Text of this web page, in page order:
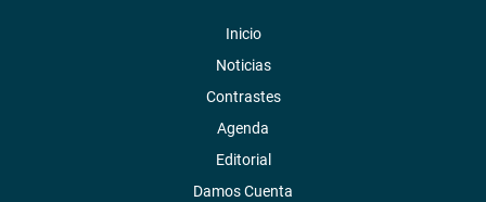
Inicio
Noticias
Contrastes
Agenda
Editorial
Damos Cuenta